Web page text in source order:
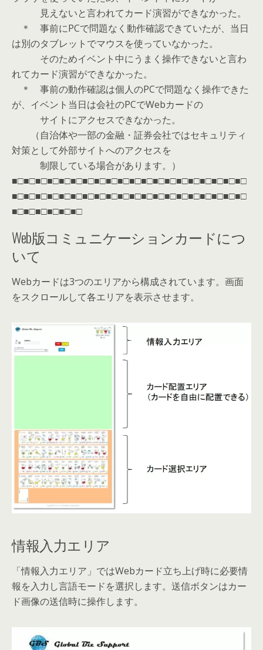
見えないと言われてカード演習ができなかった。
＊ 事前にPCで問題なく動作確認できていたが、当日
は別のタブレットでマウスを使っていなかった。
そのためイベント中にうまく操作できないと言わ
れてカード演習ができなかった。
＊ 事前の動作確認は個人のPCで問題なく操作できた
が、イベント当日は会社のPCでWebカードの
サイトにアクセスできなかった。
（自治体や一部の金融・証券会社ではセキュリティ
対策として外部サイトへのアクセスを
制限している場合があります。）
■□■□■□■□■□■□■□■□■□■□■□■□■□■□■□■□■□■□■□■□
■□■□■□■□■□■□■□■□■□■□■□■□■□■□■□■□■□■□■□■□
■□■□■□■□■□■□
Web版コミュニケーションカードにつ
いて
Webカードは3つのエリアから構成されています。画面
をスクロールして各エリアを表示させます。
情報入力エリア
「情報入力エリア」ではWebカード立ち上げ時に必要情
報を入力し言語モードを選択します。送信ボタンはカー
ド画像の送信時に操作します。